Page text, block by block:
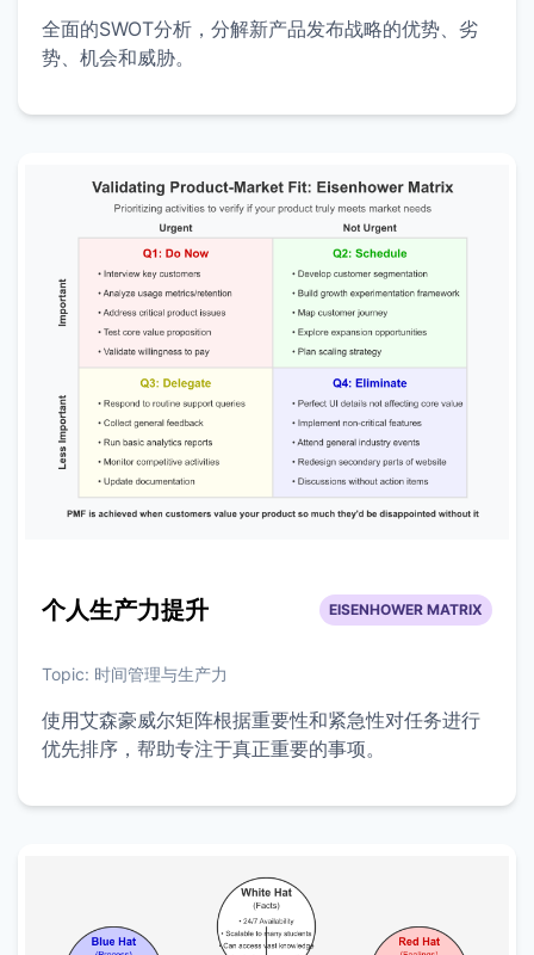
全面的SWOT分析，分解新产品发布战略的优势、劣
势、机会和威胁。
个人生产力提升 EISENHOWER MATRIX
Topic: 时间管理与生产力
使用艾森豪威尔矩阵根据重要性和紧急性对任务进行
优先排序，帮助专注于真正重要的事项。